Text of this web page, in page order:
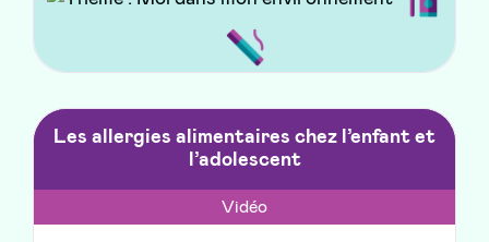
Les allergies alimentaires chez l’enfant et
l’adolescent
Vidéo